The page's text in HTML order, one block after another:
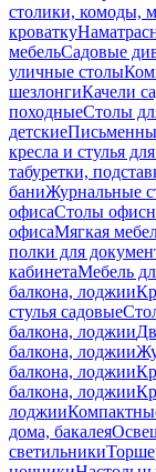
столики, комоды,
кроватку
мебельСадовые
уличные столы
шезлонгиКачели
походныеСтолы
детские
кресла и стулья
табуретки,
баниЖурнальные
офисаСтолы
офисаМягкая
полки для
кабинетаМебель
балкона, лоджии
стулья садовые
балкона, лоджии
балкона, лоджии
балкона, лоджии
балкона, лоджии
лоджии
дома, бакалея
светильники